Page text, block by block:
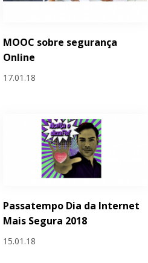
MOOC sobre segurança
Online
17.01.18
Passatempo Dia da Internet
Mais Segura 2018
15.01.18